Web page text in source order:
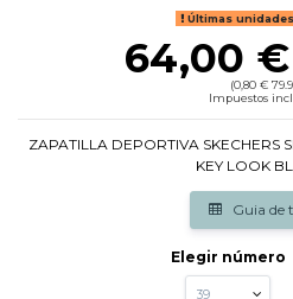
Últimas
64,00 €
(0,80 €
Impuestos
ZAPATILLA DEPORTIVA SKECHERS
KEY LOOK
Guia de
Elegir número